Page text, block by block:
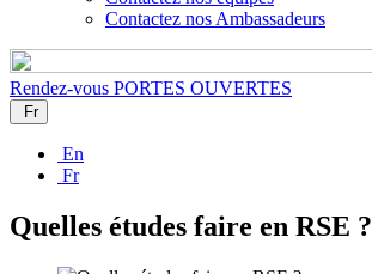
Contactez nos Ambassadeurs
Rendez-vous PORTES OUVERTES
Fr
En
Fr
Quelles études faire en RSE ?